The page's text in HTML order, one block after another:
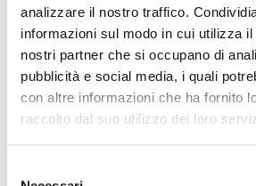
analizzare il nostro traffico.
informazioni sul modo in cui utilizza
nostri partner che si occupano di
pubblicità e social media, i quali
con altre informazioni che ha fornito
raccolto dal suo utilizzo dei loro
PRONTA
Spedizione